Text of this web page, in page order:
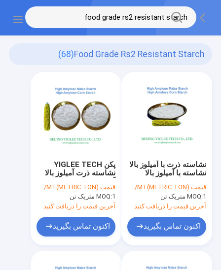
Food Grade Rs2 Resistant Starch
(68)
پکن YIGLEE TECH
نشاسته ذرت آميلوز بالا
مقاوم نشاسته پروبیوتیک
ها HAMS درجه غذایی
قیمت:USD/MT(METRIC TON)
MOQ:1 متریک تن
آخرین قیمت را دریافت کنید
اکنون تماس بگیرید
نشاسته ذرت با آميلوز بالا
نشاسته با آميلوز بالا
قیمت:USD/MT(METRIC TON)
MOQ:1 متریک تن
آخرین قیمت را دریافت کنید
اکنون تماس بگیرید